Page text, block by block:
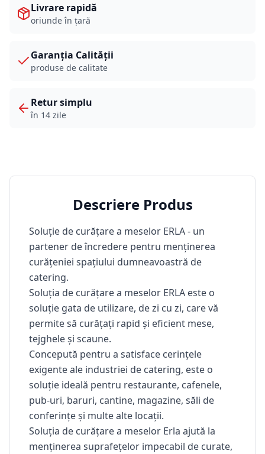
Livrare rapidă
oriunde în țară
Garanția Calității
produse de calitate
Retur simplu
în 14 zile
Descriere Produs
Soluție de curățare a meselor ERLA - un
partener de încredere pentru menținerea
curățeniei spațiului dumneavoastră de
catering.
Soluția de curățare a meselor ERLA este o
soluție gata de utilizare, de zi cu zi, care vă
permite să curățați rapid și eficient mese,
tejghele și scaune.
Concepută pentru a satisface cerințele
exigente ale industriei de catering, este o
soluție ideală pentru restaurante, cafenele,
pub-uri, baruri, cantine, magazine, săli de
conferințe și multe alte locații.
Soluția de curățare a meselor Erla ajută la
menținerea suprafețelor impecabil de curate,